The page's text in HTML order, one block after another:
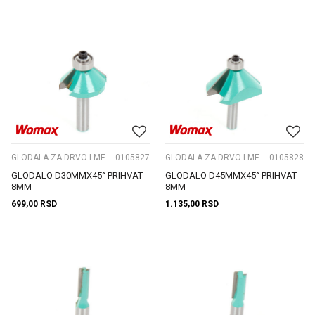
0105827
GLODALO D30MMX45° PRIHVAT
8MM
699,00 RSD
0105828
GLODALO D45MMX45° PRIHVAT
8MM
1.135,00 RSD